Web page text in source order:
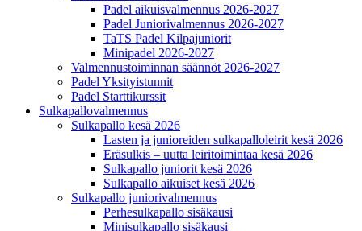
Padel aikuisvalmennus 2026-2027
Padel Juniorivalmennus 2026-2027
TaTS Padel Kilpajuniorit
Minipadel 2026-2027
Valmennustoiminnan säännöt 2026-2027
Padel Yksityistunnit
Padel Starttikurssit
Sulkapallovalmennus
Sulkapallo kesä 2026
Lasten ja junioreiden sulkapalloleirit kesä 2026
Eräsulkis – uutta leiritoimintaa kesä 2026
Sulkapallo juniorit kesä 2026
Sulkapallo aikuiset kesä 2026
Sulkapallo juniorivalmennus
Perhesulkapallo sisäkausi
Minisulkapallo sisäkausi